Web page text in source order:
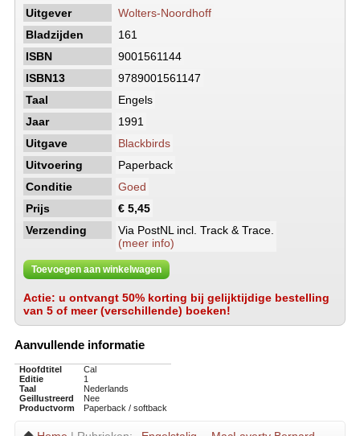
Uitgever
Wolters-Noordhoff
Bladzijden
161
ISBN
9001561144
ISBN13
9789001561147
Taal
Engels
Jaar
1991
Uitgave
Blackbirds
Uitvoering
Paperback
Conditie
Goed
Prijs
€ 5,45
Verzending
Via PostNL incl. Track & Trace.
(meer info)
Toevoegen aan winkelwagen
Actie: u ontvangt 50% korting bij gelijktijdige bestelling
van 5 of meer (verschillende) boeken!
Aanvullende informatie
Hoofdtitel
Cal
Editie
1
Taal
Nederlands
Geillustreerd
Nee
Productvorm
Paperback / softback